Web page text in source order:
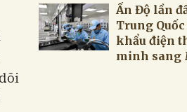
Ấn Độ lần
Trung
khẩu điện
minh sang